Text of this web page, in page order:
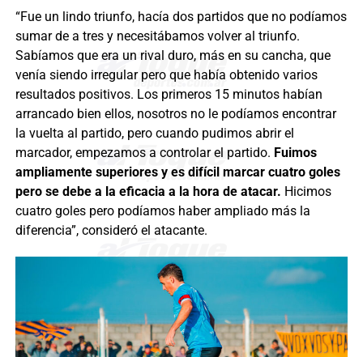
“Fue un lindo triunfo, hacía dos partidos que no podíamos
sumar de a tres y necesitábamos volver al triunfo.
Sabíamos que era un rival duro, más en su cancha, que
venía siendo irregular pero que había obtenido varios
resultados positivos. Los primeros 15 minutos habían
arrancado bien ellos, nosotros no le podíamos encontrar
la vuelta al partido, pero cuando pudimos abrir el
marcador, empezamos a controlar el partido. Fuimos
ampliamente superiores y es difícil marcar cuatro goles
pero se debe a la eficacia a la hora de atacar. Hicimos
cuatro goles pero podíamos haber ampliado más la
diferencia”, consideró el atacante.